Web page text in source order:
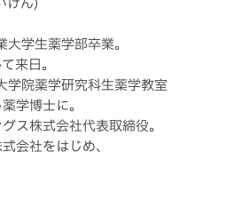
けん)
学生薬学部卒業。
来日。
学院薬学研究科生薬学教室
学博士に。
ス株式会社代表取締役。
会社をはじめ、